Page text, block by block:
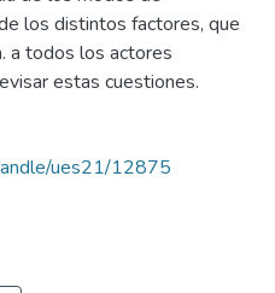
los distintos factores, que
a todos los actores
estas cuestiones.
ues21/12875